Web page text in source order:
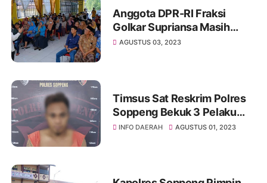
Anggota DPR-RI Fraksi
Golkar Supriansa Masih
Terbaik di Soppeng
AGUSTUS 03, 2023
Timsus Sat Reskrim Polres
Soppeng Bekuk 3 Pelaku
Curanmor
INFO DAERAH AGUSTUS 01, 2023